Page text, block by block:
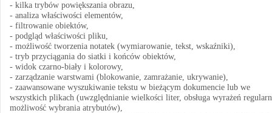
- kilka trybów powiększania obrazu,
- analiza właściwości elementów,
- filtrowanie obiektów,
- podgląd właściwości pliku,
- możliwość tworzenia notatek (wymiarowanie, tekst, wskaźniki),
- tryb przyciągania do siatki i końców obiektów,
- widok czarno-biały i kolorowy,
- zarządzanie warstwami (blokowanie, zamrażanie, ukrywanie),
- zaawansowane wyszukiwanie tekstu w bieżącym dokumencie lub we
wszystkich plikach (uwzględnianie wielkości liter, obsługa wyrażeń
możliwość wybrania atrybutów),